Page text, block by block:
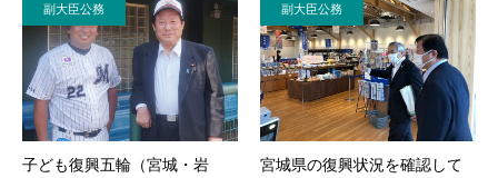
副大臣公務
子ども復興五輪（宮城・岩
副大臣公務
宮城県の復興状況を確認して